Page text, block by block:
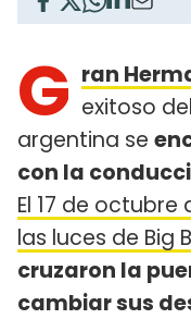
G ran
exitoso
argentina se
con la
El 17 de octubre
las luces de Big
cruzaron la
cambiar sus